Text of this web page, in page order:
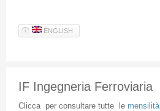
ENGLISH
IF Ingegneria Ferroviaria
Cliccaper consultare tuttele mensilità